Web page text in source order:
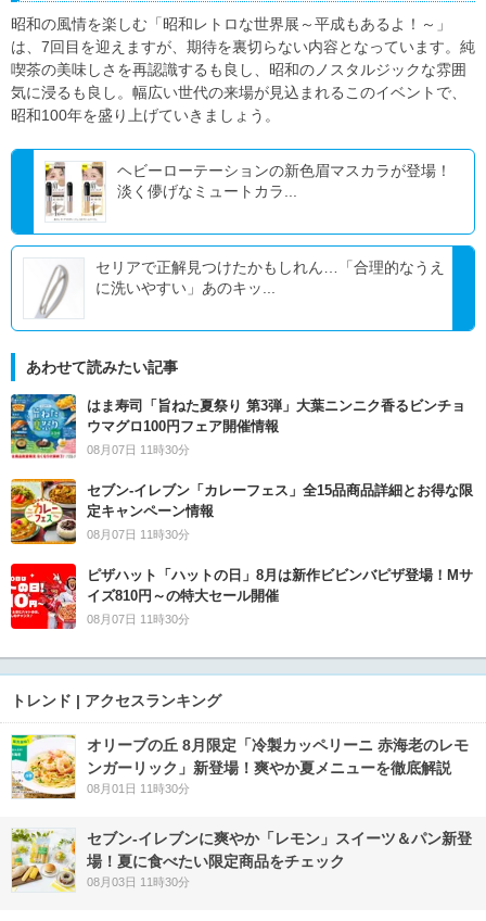
昭和の風情を楽しむ「昭和レトロな世界展～平成もあるよ！～」
は、7回目を迎えますが、期待を裏切らない内容となっています。純
喫茶の美味しさを再認識するも良し、昭和のノスタルジックな雰囲
気に浸るも良し。幅広い世代の来場が見込まれるこのイベントで、
昭和100年を盛り上げていきましょう。
ヘビーローテーションの新色眉マスカラが登場！
淡く儚げなミュートカラ...
セリアで正解見つけたかもしれん…「合理的なうえ
に洗いやすい」あのキッ...
あわせて読みたい記事
はま寿司「旨ねた夏祭り 第3弾」大葉ニンニク香るビンチョ
ウマグロ100円フェア開催情報
08月07日 11時30分
セブン‐イレブン「カレーフェス」全15品商品詳細とお得な限
定キャンペーン情報
08月07日 11時30分
ピザハット「ハットの日」8月は新作ビビンバピザ登場！Mサ
イズ810円～の特大セール開催
08月07日 11時30分
トレンド | アクセスランキング
オリーブの丘 8月限定「冷製カッペリーニ 赤海老のレモ
ンガーリック」新登場！爽やか夏メニューを徹底解説
08月01日 11時30分
セブン‐イレブンに爽やか「レモン」スイーツ＆パン新登
場！夏に食べたい限定商品をチェック
08月03日 11時30分